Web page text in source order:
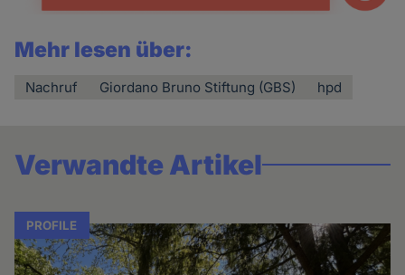
Mehr lesen über:
Nachruf Giordano Bruno Stiftung (GBS) hpd
Verwandte Artikel
PROFILE